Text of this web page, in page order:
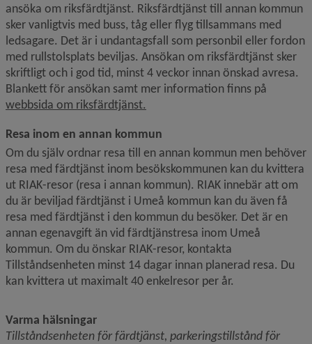
ansöka om riksfärdtjänst. Riksfärdtjänst till annan kommun
sker vanligtvis med buss, tåg eller flyg tillsammans med
ledsagare. Det är i undantagsfall som personbil eller fordon
med rullstolsplats beviljas. Ansökan om riksfärdtjänst sker
skriftligt och i god tid, minst 4 veckor innan önskad avresa.
webbsida om riksfärdtjänst.
Resa inom en annan kommun
Om du själv ordnar resa till en annan kommun men behöver
resa med färdtjänst inom besökskommunen kan du kvittera
ut RIAK-resor (resa i annan kommun). RIAK innebär att om
du är beviljad färdtjänst i Umeå kommun kan du även få
resa med färdtjänst i den kommun du besöker. Det är en
annan egenavgift än vid färdtjänstresa inom Umeå
kommun. Om du önskar RIAK-resor, kontakta
Tillståndsenheten minst 14 dagar innan planerad resa. Du
kan kvittera ut maximalt 40 enkelresor per år.
Varma hälsningar
Tillståndsenheten för färdtjänst, parkeringstillstånd för